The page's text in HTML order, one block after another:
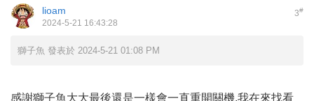
3#
lioam
2024-5-21 16:43:28
獅子魚 發表於 2024-5-21 01:08 PM
感謝獅子魚大大最後還是一樣會一直重開關機,我在來找看